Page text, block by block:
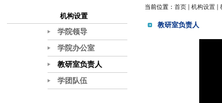
机构设置
学院领导
学院办公室
教研室负责人
学团队伍
当前位置： 首页 机构设置
教研室负责人